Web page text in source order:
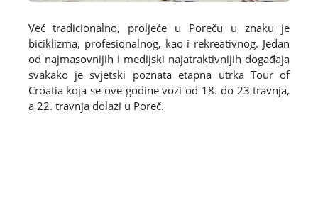
Već tradicionalno, proljeće u Poreču u znaku je
biciklizma, profesionalnog, kao i rekreativnog. Jedan
od najmasovnijih i medijski najatraktivnijih događaja
svakako je svjetski poznata etapna utrka Tour of
Croatia koja se ove godine vozi od 18. do 23 travnja,
a 22. travnja dolazi u Poreč.